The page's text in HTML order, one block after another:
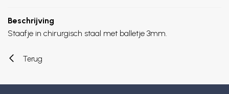
Beschrijving
Staafje in chirurgisch staal met balletje 3mm.
Terug